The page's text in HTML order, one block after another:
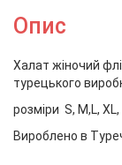
Опис
Халат жіночий
турецького
розміри S, M,L, XL,
Вироблено в